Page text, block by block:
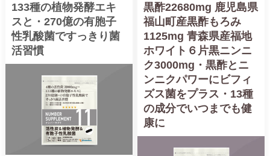
133種の植物発酵エキ
スと・270億の有胞子
性乳酸菌ですっきり菌
活習慣
黒酢22680mg 鹿児島県
福山町産黒酢もろみ
1125mg 青森県産福地
ホワイト６片黒ニンニ
ク3000mg・黒酢とニ
ンニクパワーにビフィ
ズス菌をプラス・13種
の成分でいつまでも健
康に